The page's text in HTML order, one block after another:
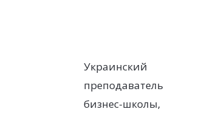
Украинский
преподаватель
бизнес-школы,